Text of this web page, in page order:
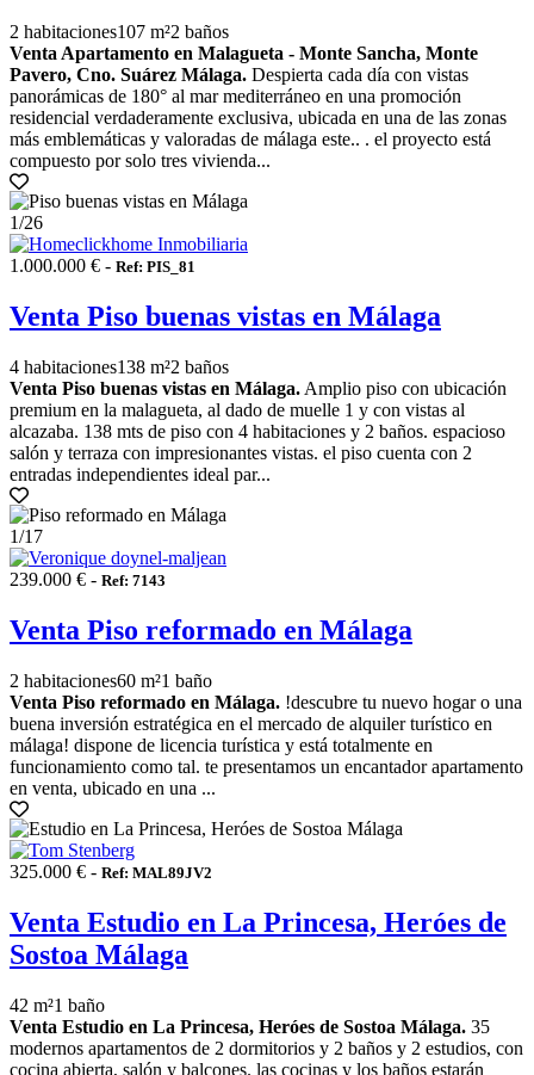
2 habitaciones107 m²2 baños
Venta Apartamento en Malagueta - Monte Sancha, Monte
Pavero, Cno. Suárez Málaga. Despierta cada día con vistas
panorámicas de 180° al mar mediterráneo en una promoción
residencial verdaderamente exclusiva, ubicada en una de las zonas
más emblemáticas y valoradas de málaga este.. . el proyecto está
compuesto por solo tres vivienda...
1/26
1.000.000 € - Ref: PIS_81
Venta Piso buenas vistas en Málaga
4 habitaciones138 m²2 baños
Venta Piso buenas vistas en Málaga. Amplio piso con ubicación
premium en la malagueta, al dado de muelle 1 y con vistas al
alcazaba. 138 mts de piso con 4 habitaciones y 2 baños. espacioso
salón y terraza con impresionantes vistas. el piso cuenta con 2
entradas independientes ideal par...
1/17
239.000 € - Ref: 7143
Venta Piso reformado en Málaga
2 habitaciones60 m²1 baño
Venta Piso reformado en Málaga. !descubre tu nuevo hogar o una
buena inversión estratégica en el mercado de alquiler turístico en
málaga! dispone de licencia turística y está totalmente en
funcionamiento como tal. te presentamos un encantador apartamento
en venta, ubicado en una ...
325.000 € - Ref: MAL89JV2
Venta Estudio en La Princesa, Heróes de
Sostoa Málaga
42 m²1 baño
Venta Estudio en La Princesa, Heróes de Sostoa Málaga. 35
modernos apartamentos de 2 dormitorios y 2 baños y 2 estudios, con
cocina abierta, salón y balcones. las cocinas y los baños estarán